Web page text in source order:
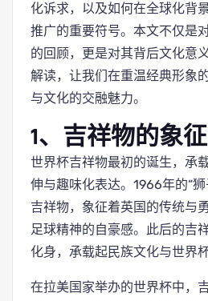
化诉求，以及如何在全球化背
推广的重要符号。本文不仅是
的回顾，更是对其背后文化意
解读，让我们在重温经典形象
与文化的交融魅力。
1、吉祥物的象
世界杯吉祥物最初的诞生，承
伸与趣味化表达。1966年的“
吉祥物，象征着英国的传统与
足球精神的自豪感。此后的吉
化身，承载起民族文化与世界
在拉美国家举办的世界杯中，